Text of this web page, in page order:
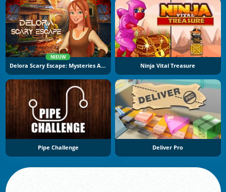
NIEUW
Delora Scary Escape: Mysteries Adventure Ninja Vital Treasure
Pipe Challenge Deliver Pro